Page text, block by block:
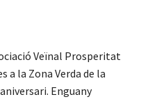
Veïnal Prosperitat
a la Zona Verda de la
Enguany